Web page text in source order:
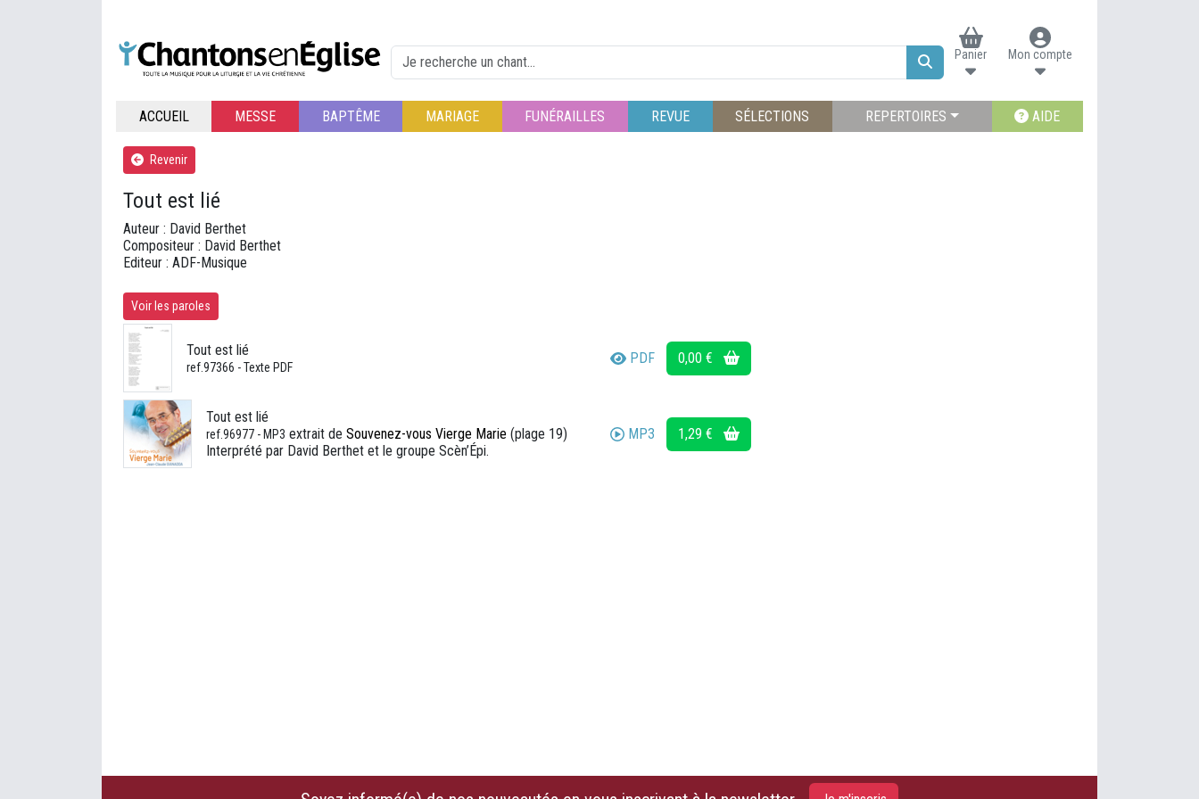
Panier Mon compte
ACCUEIL MESSE BAPTÊME MARIAGE FUNÉRAILLES REVUE SÉLECTIONS REPERTOIRES AIDE
Revenir
Tout est lié
Auteur : David Berthet
Compositeur : David Berthet
Editeur : ADF-Musique
Voir les paroles
Tout est lié
ref.97366 - Texte PDF
PDF 0,00 €
Tout est lié
ref.96977 - MP3 extrait de Souvenez-vous Vierge Marie (plage 19)
Interprété par David Berthet et le groupe Scèn’Épi.
MP3 1,29 €